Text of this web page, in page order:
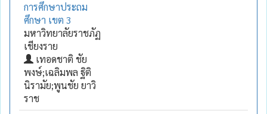
การศึกษาประถม
ศึกษา เขต 3
มหาวิทยาลัยราชภัฏ
เชียงราย
เทอดชาติ ชัย
พงษ์;เฉลิมพล ฐิติ
นิรามัย;พูนชัย ยาวิ
ราช